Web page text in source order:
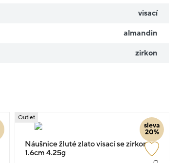
visací
almandin
zirkon
sleva
20%
Outlet
Náušnice žluté zlato visací se zirkony
1.6cm 4.25g